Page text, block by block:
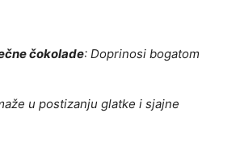
čokolade: Doprinosi bogatom
u postizanju glatke i sjajne